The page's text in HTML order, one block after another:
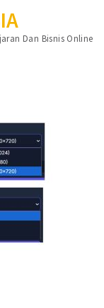
Dan Bisnis Online